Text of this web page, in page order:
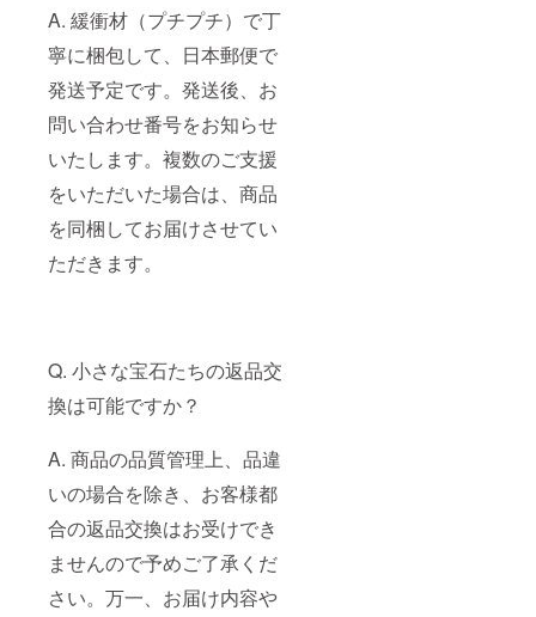
A. 緩衝材（プチプチ）で丁
寧に梱包して、日本郵便で
発送予定です。発送後、お
問い合わせ番号をお知らせ
いたします。複数のご支援
をいただいた場合は、商品
を同梱してお届けさせてい
ただきます。
Q. 小さな宝石たちの返品交
換は可能ですか？
A. 商品の品質管理上、品違
いの場合を除き、お客様都
合の返品交換はお受けでき
ませんので予めご了承くだ
さい。万一、お届け内容や